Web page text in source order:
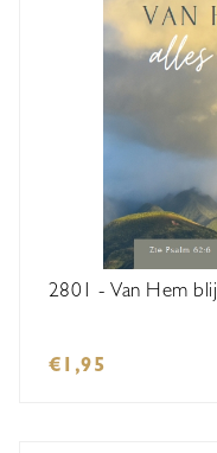
2801 - Van Hem
€1,95